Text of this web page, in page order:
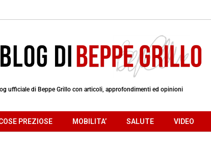
ufficiale di Beppe Grillo con articoli, approfondimenti ed opinioni
PREZIOSE MOBILITA’ SALUTE VIDEO